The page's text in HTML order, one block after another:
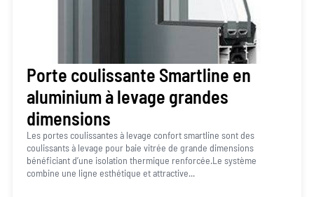
Porte coulissante Smartline en
aluminium à levage grandes
dimensions
Les portes coulissantes à levage confort smartline sont des
coulissants à levage pour baie vitrée de grande dimensions
bénéficiant d’une isolation thermique renforcée.Le système
combine une ligne esthétique et attractive...